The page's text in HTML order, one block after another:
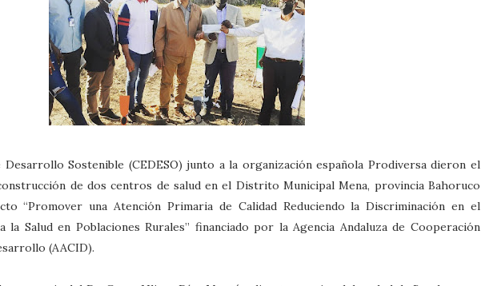
Sostenible (CEDESO) junto a la organización española Prodiversa dieron el
de dos centros de salud en el Distrito Municipal Mena, provincia Bahoruco
“Promover una Atención Primaria de Calidad Reduciendo la Discriminación en el
Salud en Poblaciones Rurales” financiado por la Agencia Andaluza de Cooperación
(AACID).